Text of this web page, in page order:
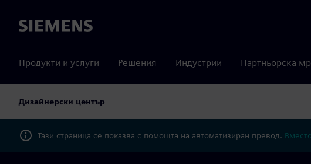
Siemens
Продукти и услуги Решения Индустрии Партньорска
Дизайнерски център
Тази страница се показва с помощта на автоматизиран превод.